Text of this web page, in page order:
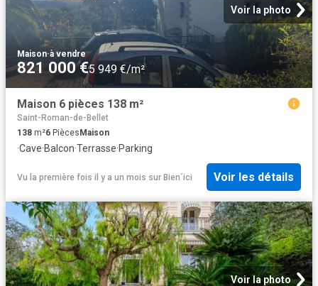
Voir la photo
Maison·à vendre
821 000 €5 949 €/m²
Maison 6 pièces 138 m²
Saint-Roman-de-Bellet
138 m²6 PiècesMaison
·Cave·Balcon·Terrasse·Parking
Vu la première fois il y a un mois sur Bien´ici Voir les détails
Voir la photo